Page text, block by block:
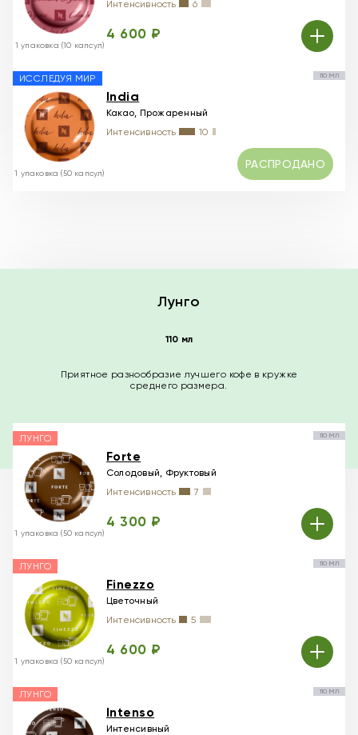
1 упаковка (10 капсул)
Интенсивность 6
4 600 ₽
ИССЛЕДУЯ МИР
1 упаковка (50 капсул)
India
Какао, Прожаренный
Интенсивность
10
110 МЛ
РАСПРОДАНО
Лунго
110 мл
Приятное разнообразие лучшего кофе в кружке
среднего размера.
ЛУНГО
1 упаковка (50 капсул)
Forte
Солодовый, Фруктовый
Интенсивность
7
4 300 ₽
110 МЛ
ЛУНГО
1 упаковка (50 капсул)
Finezzo
Цветочный
Интенсивность
5
4 600 ₽
110 МЛ
ЛУНГО
Intenso
Интенсивный
110 МЛ